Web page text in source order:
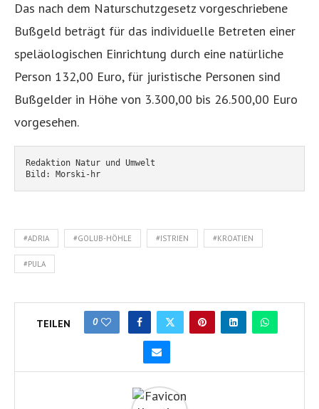
Das nach dem Naturschutzgesetz vorgeschriebene
Bußgeld beträgt für das individuelle Betreten einer
speläologischen Einrichtung durch eine natürliche
Person 132,00 Euro, für juristische Personen sind
Bußgelder in Höhe von 3.300,00 bis 26.500,00 Euro
vorgesehen.
Redaktion Natur und Umwelt
Bild: Morski-hr
#ADRIA #GOLUB-HÖHLE #ISTRIEN #KROATIEN
#PULA
TEILEN 0